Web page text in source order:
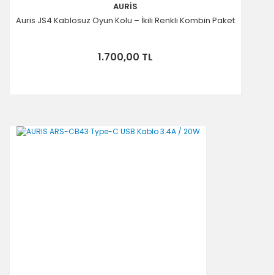
AURİS
Auris JS4 Kablosuz Oyun Kolu – İkili Renkli Kombin Paket
1.700,00 TL